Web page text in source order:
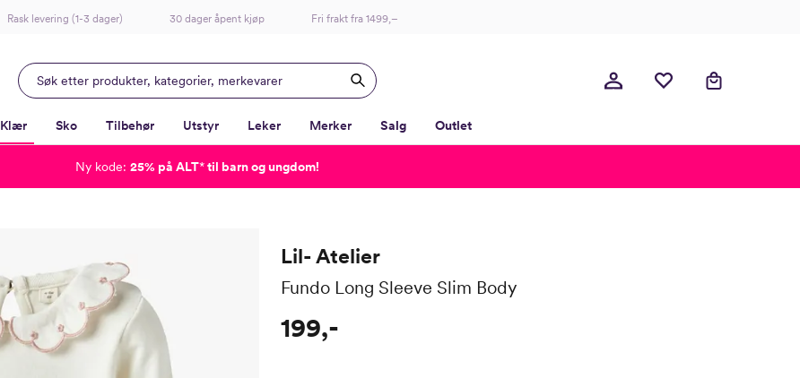
Rask levering (1-3 dager) 30 dager åpent kjøp Fri frakt fra 1499,–
Klær Sko Tilbehør Utstyr Leker Merker Salg Outlet
Lil- Atelier
Fundo Long Sleeve Slim Body
199,-
Ny kode: 25% på ALT*til barn og ungdom!
-
-
-
-